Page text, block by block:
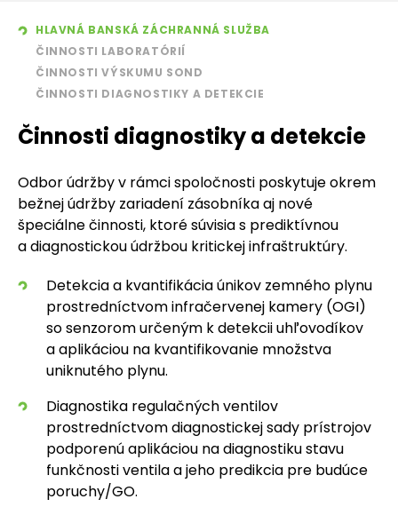
HLAVNÁ BANSKÁ ZÁCHRANNÁ SLUŽBA
ČINNOSTI LABORATÓRIÍ
ČINNOSTI VÝSKUMU SOND
ČINNOSTI DIAGNOSTIKY A DETEKCIE
Činnosti diagnostiky a detekcie
Odbor údržby v rámci spoločnosti poskytuje okrem
bežnej údržby zariadení zásobníka aj nové
špeciálne činnosti, ktoré súvisia s prediktívnou
a diagnostickou údržbou kritickej infraštruktúry.
Detekcia a kvantifikácia únikov zemného plynu
prostredníctvom infračervenej kamery (OGI)
so senzorom určeným k detekcii uhľovodíkov
a aplikáciou na kvantifikovanie množstva
uniknutého plynu.
Diagnostika regulačných ventilov
prostredníctvom diagnostickej sady prístrojov
podporenú aplikáciou na diagnostiku stavu
funkčnosti ventila a jeho predikcia pre budúce
poruchy/GO.